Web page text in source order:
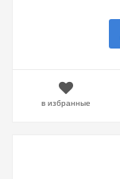
в избранные